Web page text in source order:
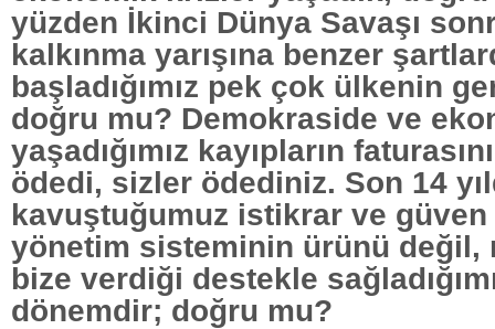
yüzden İkinci Dünya Savaşı
kalkınma yarışına benzer
başladığımız pek çok ülkenin
doğru mu? Demokraside ve
yaşadığımız kayıpların
ödedi, sizler ödediniz. Son 14
kavuştuğumuz istikrar ve güven
yönetim sisteminin ürünü değil,
bize verdiği destekle
dönemdir; doğru mu?